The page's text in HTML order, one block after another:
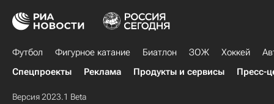
Футбол Фигурное катание Биатлон ЗОЖ Хоккей
Спецпроекты
Реклама Продукты и сервисы Пресс-
Версия 2023.1 Beta